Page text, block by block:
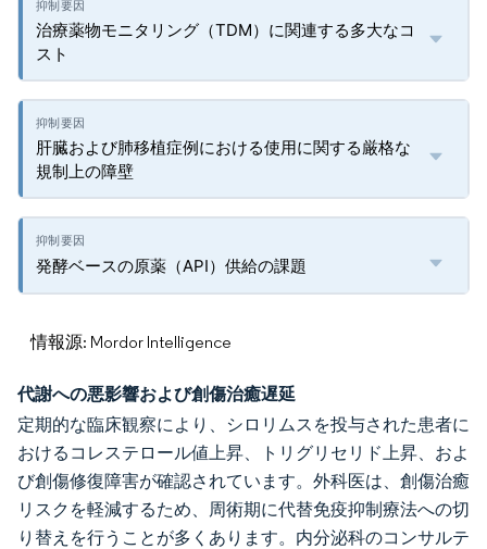
治療薬物モニタリング（TDM）に関連する多大なコ
スト
肝臓および肺移植症例における使用に関する厳格な
規制上の障壁
発酵ベースの原薬（API）供給の課題
情報源: Mordor Intelligence
代謝への悪影響および創傷治癒遅延
定期的な臨床観察により、シロリムスを投与された患者に
おけるコレステロール値上昇、トリグリセリド上昇、およ
び創傷修復障害が確認されています。外科医は、創傷治癒
リスクを軽減するため、周術期に代替免疫抑制療法への切
り替えを行うことが多くあります。内分泌科のコンサルテ